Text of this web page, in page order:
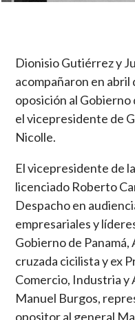
Dionisio Gutiérrez y
acompañaron en abril
oposición al Gobierno
el vicepresidente de
Nicolle.
El vicepresidente de
licenciado Roberto
Despacho en
empresariales y
Gobierno de
cruzada cicilista y ex
Comercio, Industria y
Manuel Burgos,
opositor al general